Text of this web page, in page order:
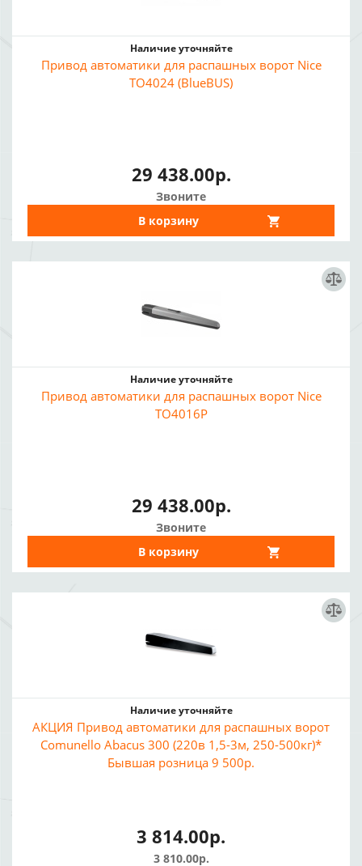
Наличие уточняйте
Привод автоматики для распашных ворот Nice
TO4024 (BlueBUS)
29 438.00р.
Звоните
В корзину
Наличие уточняйте
Привод автоматики для распашных ворот Nice
TO4016P
29 438.00р.
Звоните
В корзину
Наличие уточняйте
АКЦИЯ Привод автоматики для распашных ворот
Comunello Abacus 300 (220в 1,5-3м, 250-500кг)*
Бывшая розница 9 500р.
3 814.00р.
3 810.00р.